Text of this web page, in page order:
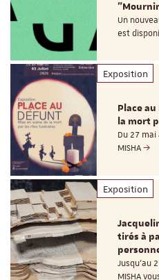
Un
est
Exposition
Place
la mort
Du 27
MISHA
Exposition
tirés à
Jusqu’au
MISHA